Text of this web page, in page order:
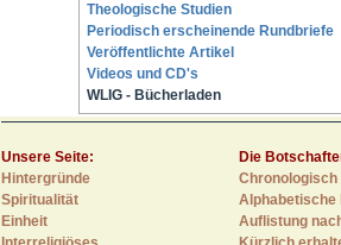
Theologische Studien
Periodisch erscheinende Rundbriefe
Veröffentlichte Artikel
Videos und CD's
WLIG - Bücherladen
Unsere Seite:
Hintergründe
Spiritualität
Einheit
Die
Alphabetische
Auflistung